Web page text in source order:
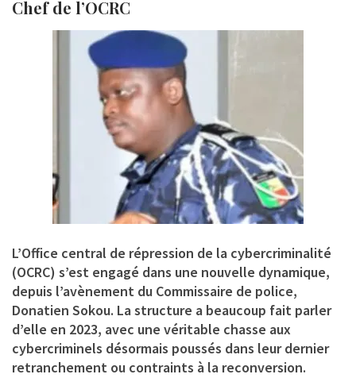
Chef de l’OCRC
L’Office central de répression de la cybercriminalité
(OCRC) s’est engagé dans une nouvelle dynamique,
depuis l’avènement du Commissaire de police,
Donatien Sokou. La structure a beaucoup fait parler
d’elle en 2023, avec une véritable chasse aux
cybercriminels désormais poussés dans leur dernier
retranchement ou contraints à la reconversion.